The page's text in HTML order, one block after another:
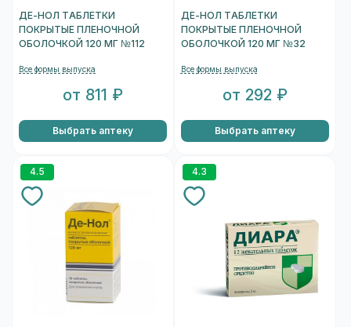
ДЕ-НОЛ ТАБЛЕТКИ
ПОКРЫТЫЕ ПЛЕНОЧНОЙ
ОБОЛОЧКОЙ 120 МГ №112
Все формы выпуска
от 811 ₽
Выбрать аптеку
ДЕ-НОЛ ТАБЛЕТКИ
ПОКРЫТЫЕ ПЛЕНОЧНОЙ
ОБОЛОЧКОЙ 120 МГ №32
Все формы выпуска
от 292 ₽
Выбрать аптеку
4.5 4.3